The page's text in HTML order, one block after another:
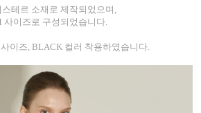
테르 소재로 제작되었으며,
사이즈로 구성되었습니다.
이즈, BLACK 컬러 착용하였습니다.